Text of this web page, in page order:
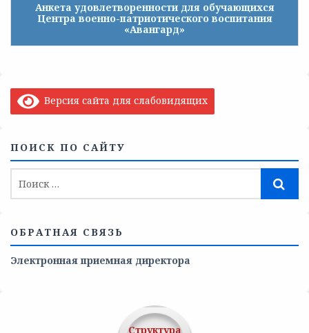
Анкета удовлетворенности для обучающихся
Центра военно-патриотического воспитания
«Авангард»
Версия сайта для слабовидящих
ПОИСК ПО САЙТУ
ОБРАТНАЯ СВЯЗЬ
Электронная приемная директора
Структура